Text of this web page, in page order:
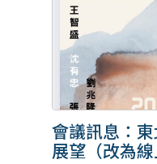
會議訊息：
展望（改為線